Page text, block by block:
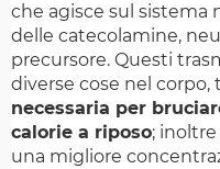
che agisce sul sistema
delle catecolamine,
precursore. Questi
diverse cose nel corpo,
necessaria per
calorie a riposo;
una migliore